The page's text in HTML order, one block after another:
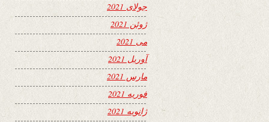
جولای 2021
ژوئن 2021
می 2021
آوریل 2021
مارس 2021
فوریه 2021
ژانویه 2021